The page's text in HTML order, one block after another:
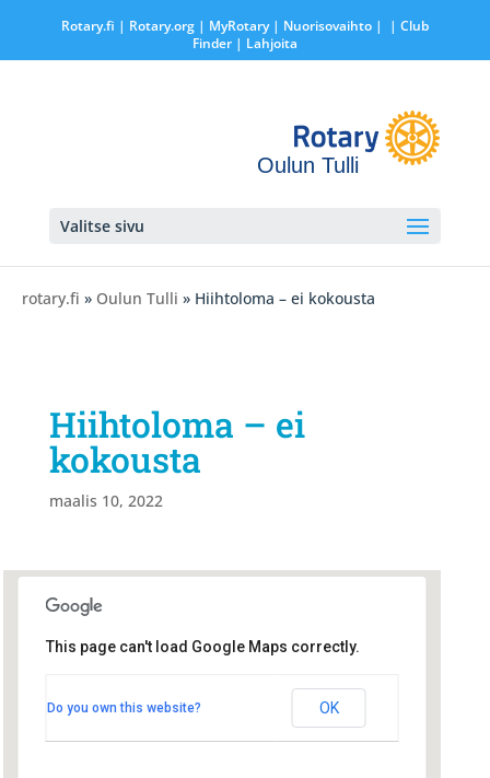
Rotary.fi | Rotary.org| MyRotary | Nuorisovaihto|
| Club
Finder| Lahjoita
Oulun Tulli
Valitse sivu
rotary.fi » Oulun Tulli » Hiihtoloma – ei kokousta
Hiihtoloma – ei
kokousta
maalis 10, 2022
Hallituskatu 1 - Oulu
This page can't load Google Maps correctly.
Do you own this website? OK